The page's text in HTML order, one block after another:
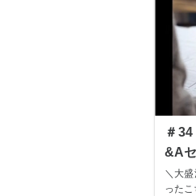
＃
&A
＼大
った